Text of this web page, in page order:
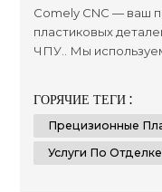
Comely CNC — ваш
пластиковых
ЧПУ.. Мы
отвечающих
разных отраслях,
производство
ГОРЯЧИЕ ТЕГИ :
Прецизионные
Услуги По